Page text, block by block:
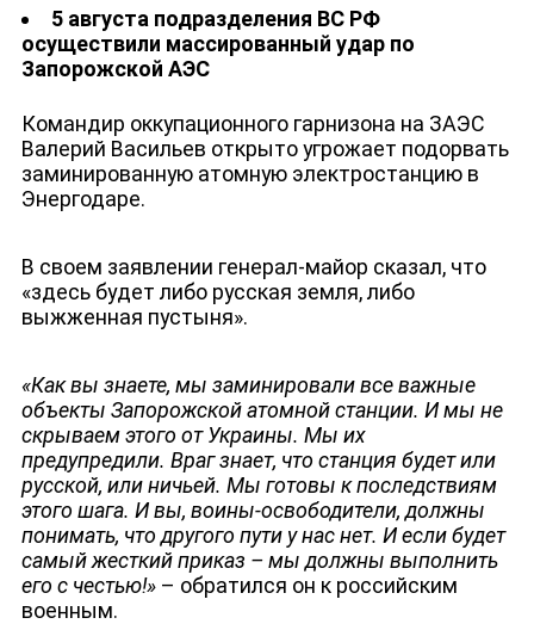
НОВОСТИ
5 августа подразделения ВС РФ
осуществили массированный удар по
Запорожской АЭС
Командир оккупационного гарнизона на ЗАЭС
Валерий Васильев открыто угрожает подорвать
заминированную атомную электростанцию в
Энергодаре.
В своем заявлении генерал-майор сказал, что
«здесь будет либо русская земля, либо
выжженная пустыня».
«Как вы знаете, мы заминировали все важные
объекты Запорожской атомной станции. И мы не
скрываем этого от Украины. Мы их
предупредили. Враг знает, что станция будет или
русской, или ничьей. Мы готовы к последствиям
этого шага. И вы, воины-освободители, должны
понимать, что другого пути у нас нет. И если будет
самый жесткий приказ – мы должны выполнить
его с честью!»– обратился он к российским
военным.